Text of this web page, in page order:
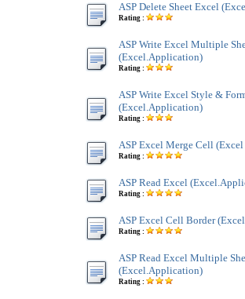
ASP Delete Sheet Excel
Rating :
ASP Write Excel Multiple
(Excel.Application)
Rating :
ASP Write Excel Style &
(Excel.Application)
Rating :
ASP Excel Merge Cell
Rating :
ASP Read Excel
Rating :
ASP Excel Cell Border
Rating :
ASP Read Excel Multiple
(Excel.Application)
Rating :